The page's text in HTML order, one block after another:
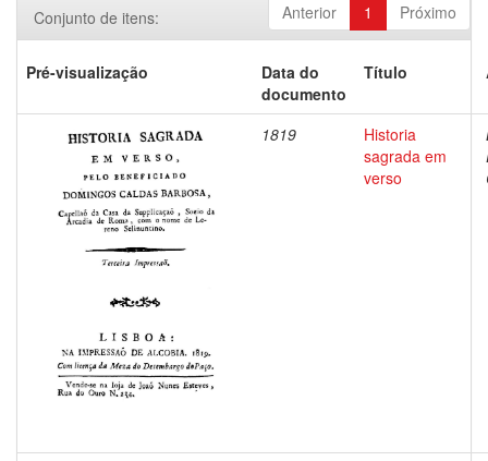
Anterior 1 Próximo
Conjunto de itens:
Pré-visualização
Data do
documento
Título
1819
Historia
sagrada em
verso